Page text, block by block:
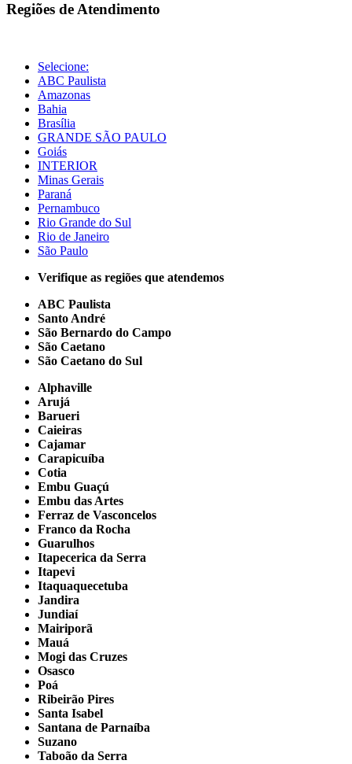
Regiões de Atendimento
Selecione:
ABC Paulista
Amazonas
Bahia
Brasília
GRANDE SÃO PAULO
Goiás
INTERIOR
Minas Gerais
Paraná
Pernambuco
Rio Grande do Sul
Rio de Janeiro
São Paulo
Verifique as regiões que atendemos
ABC Paulista
Santo André
São Bernardo do Campo
São Caetano
São Caetano do Sul
Alphaville
Arujá
Barueri
Caieiras
Cajamar
Carapicuíba
Cotia
Embu Guaçú
Embu das Artes
Ferraz de Vasconcelos
Franco da Rocha
Guarulhos
Itapecerica da Serra
Itapevi
Itaquaquecetuba
Jandira
Jundiaí
Mairiporã
Mauá
Mogi das Cruzes
Osasco
Poá
Ribeirão Pires
Santa Isabel
Santana de Parnaíba
Suzano
Taboão da Serra